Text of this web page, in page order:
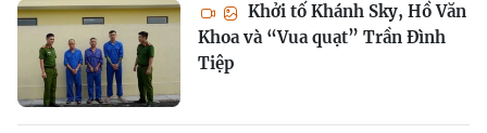
Khởi tố Khánh Sky, Hồ Văn
Khoa và “Vua quạt” Trần Đình
Tiệp